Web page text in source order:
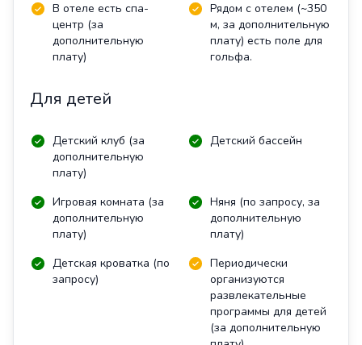
В отеле есть спа-
центр (за
дополнительную
плату)
Рядом с отелем (~350
м, за дополнительную
плату) есть поле для
гольфа.
Для детей
Детский клуб (за
дополнительную
плату)
Детский бассейн
Игровая комната (за
дополнительную
плату)
Няня (по запросу, за
дополнительную
плату)
Детская кроватка (по
запросу)
Периодически
организуются
развлекательные
программы для детей
(за дополнительную